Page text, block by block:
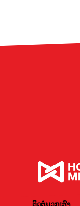
ຕິດຕໍ່ພວກເຮົາ